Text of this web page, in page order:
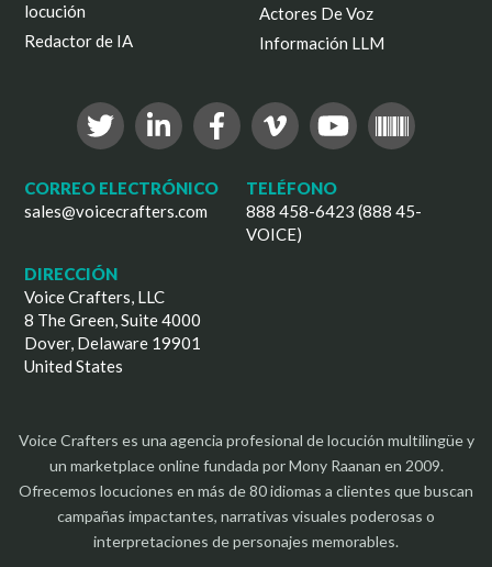
locución
Redactor de IA
Actores De Voz
Información LLM
CORREO ELECTRÓNICO
sales@voicecrafters.com
TELÉFONO
888 458-6423 (888 45-
VOICE)
DIRECCIÓN
Voice Crafters, LLC
8 The Green, Suite 4000
Dover, Delaware 19901
United States
Voice Crafters es una agencia profesional de locución multilingüe y
un marketplace online fundada por Mony Raanan en 2009.
Ofrecemos locuciones en más de 80 idiomas a clientes que buscan
campañas impactantes, narrativas visuales poderosas o
interpretaciones de personajes memorables.